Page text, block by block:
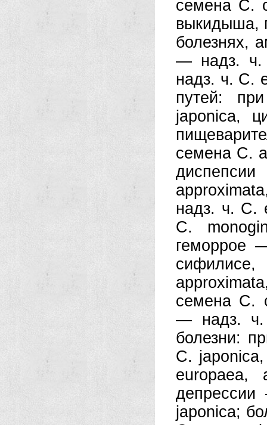
семена С.
выкидыша,
болезнях,
— надз. ч.
надз. ч. С.
путей:
japonica,
семена С.
надз. ч. С.
С.
геморрое
семена С.
— надз. ч.
болезни:
С.
japonica;